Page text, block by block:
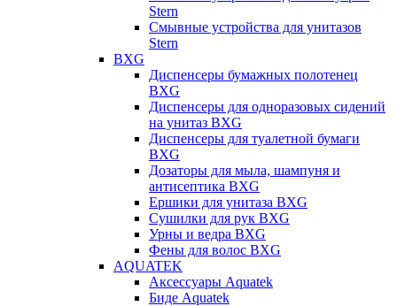
Stern
Смывные устройства для унитазов
Stern
BXG
Диспенсеры бумажных полотенец
BXG
Диспенсеры для одноразовых сидений
на унитаз BXG
Диспенсеры для туалетной бумаги
BXG
Дозаторы для мыла, шампуня и
антисептика BXG
Ершики для унитаза BXG
Сушилки для рук BXG
Урны и ведра BXG
Фены для волос BXG
AQUATEK
Аксессуары Aquatek
Биде Aquatek